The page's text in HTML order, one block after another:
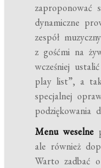
zaproponować
dynamiczne
zespół
z gośćmi na
wcześniej
play list”, a
specjalnej
podziękowania
Menu weselne
ale również
Warto zadbać